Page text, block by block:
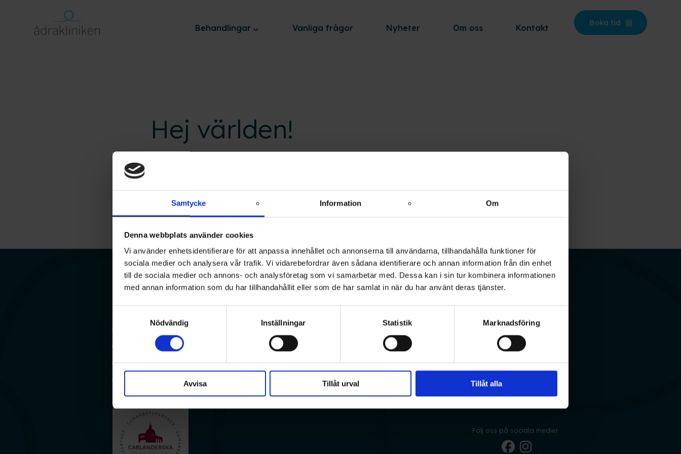
Samtycke Information Om
Denna webbplats använder cookies
Vi använder enhetsidentifierare för att anpassa innehållet och annonserna till användarna, tillhandahålla funktioner för
sociala medier och analysera vår trafik. Vi vidarebefordrar även sådana identifierare och annan information från din enhet
till de sociala medier och annons- och analysföretag som vi samarbetar med. Dessa kan i sin tur kombinera informationen
med annan information som du har tillhandahållit eller som de har samlat in när du har använt deras tjänster.
Nödvändig
Inställningar Statistik Marknadsföring
Avvisa Tillåt urval Tillåt alla
Behandlingar Vanliga frågor Nyheter Om oss Kontakt
Boka tid
Hej världen!
Carlandersparken 5
405 45 Göteborg
Åderbråck
Ådernät
Kroppspulsåderbråck
Åderbråck i underlivet
Boka tid
Följ oss på sociala medier